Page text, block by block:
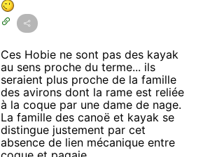
Ces Hobie ne sont pas des kayak
au sens proche du terme... ils
seraient plus proche de la famille
des avirons dont la rame est reliée
à la coque par une dame de nage.
La famille des canoë et kayak se
distingue justement par cet
absence de lien mécanique entre